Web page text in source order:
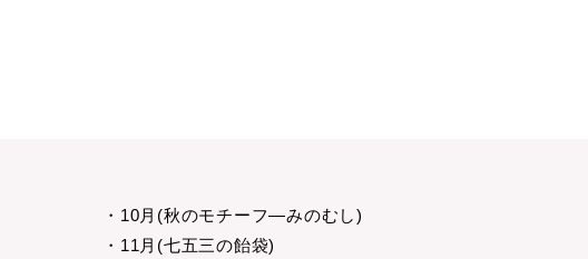
・10月(秋のモチーフ―みのむし)
・11月(七五三の飴袋)